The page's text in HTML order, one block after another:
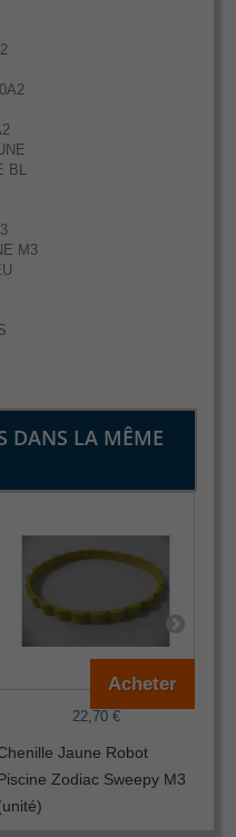
BL
M3
DANS LA MÊME
22,70 €
Acheter
Jaune Robot
Zodiac Sweepy M3